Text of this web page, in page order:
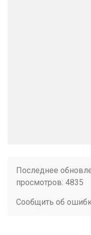
Последнее
просмотров: 4835
Сообщить об